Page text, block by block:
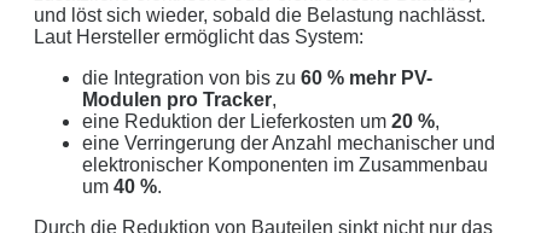
Zustimmung an Dritte weiter. Wir verwenden Ihre Daten nicht zu
Werbeformaten.
REGIONAL. PERSÖNLICH. TYPISCH
NORDDEUTSCH.
Sie erhalten einen Anruf von uns innerhalb von48
und löst sich wieder, sobald die Belastung nachlässt.
Laut Hersteller ermöglicht das System:
die Integration von bis zu 60 % mehr PV-
Modulen pro Tracker,
eine Reduktion der Lieferkosten um 20 %,
eine Verringerung der Anzahl mechanischer und
elektronischer Komponenten im Zusammenbau
um 40 %.
Durch die Reduktion von Bauteilen sinkt nicht nur das